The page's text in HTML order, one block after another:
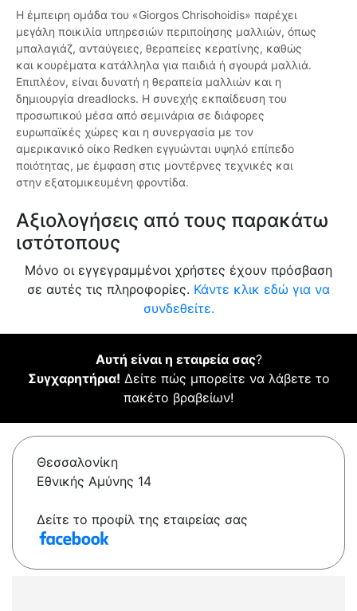
Η έμπειρη ομάδα του «Giorgos Chrisohoidis» παρέχει
μεγάλη ποικιλία υπηρεσιών περιποίησης μαλλιών, όπως
μπαλαγιάζ, ανταύγειες, θεραπείες κερατίνης, καθώς
και κουρέματα κατάλληλα για παιδιά ή σγουρά μαλλιά.
Επιπλέον, είναι δυνατή η θεραπεία μαλλιών και η
δημιουργία dreadlocks. Η συνεχής εκπαίδευση του
προσωπικού μέσα από σεμινάρια σε διάφορες
ευρωπαϊκές χώρες και η συνεργασία με τον
αμερικανικό οίκο Redken εγγυώνται υψηλό επίπεδο
ποιότητας, με έμφαση στις μοντέρνες τεχνικές και
στην εξατομικευμένη φροντίδα.
Αξιολογήσεις από τους παρακάτω
ιστότοπους
Μόνο οι εγγεγραμμένοι χρήστες έχουν πρόσβαση
σε αυτές τις πληροφορίες. Κάντε κλικ εδώ για να
συνδεθείτε.
Αυτή είναι η εταιρεία σας?
Συγχαρητήρια! Δείτε πώς μπορείτε να λάβετε το
πακέτο βραβείων!
Θεσσαλονίκη
Εθνικής Αμύνης 14
Δείτε το προφίλ της εταιρείας σας